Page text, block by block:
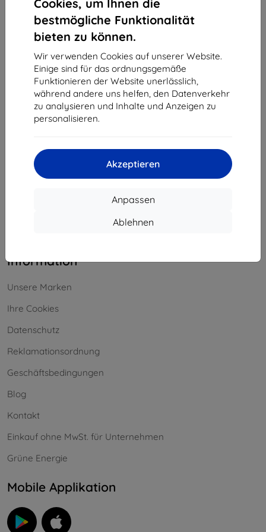
Cookies, um Ihnen die
bestmögliche Funktionalität
bieten zu können.
Wir verwenden Cookies auf unserer Website.
Einige sind für das ordnungsgemäße
Funktionieren der Website unerlässlich,
während andere uns helfen, den Datenverkehr
zu analysieren und Inhalte und Anzeigen zu
personalisieren.
Akzeptieren
Anpassen
Ablehnen
Montag bis Freitag:
8:00 - 16:00
Einkaufen
Versand & Zahlung
Cashback
Information
Unsere Marken
Ihre Cookies
Datenschutz
Reklamationsordnung
Geschäftsbedingungen
Blog
Kontakt
Einkauf ohne MwSt. für Unternehmen
Grüne Energie
Mobile Applikation